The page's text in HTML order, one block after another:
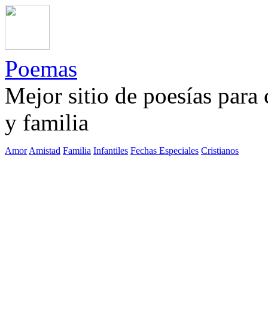
Poemas
Mejor sitio de poesías
y familia
Amor Amistad Familia Infantiles Fechas Especiales Cristianos